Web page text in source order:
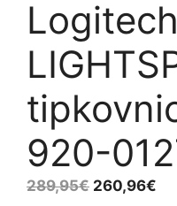
920-
289,95€ 260,96€